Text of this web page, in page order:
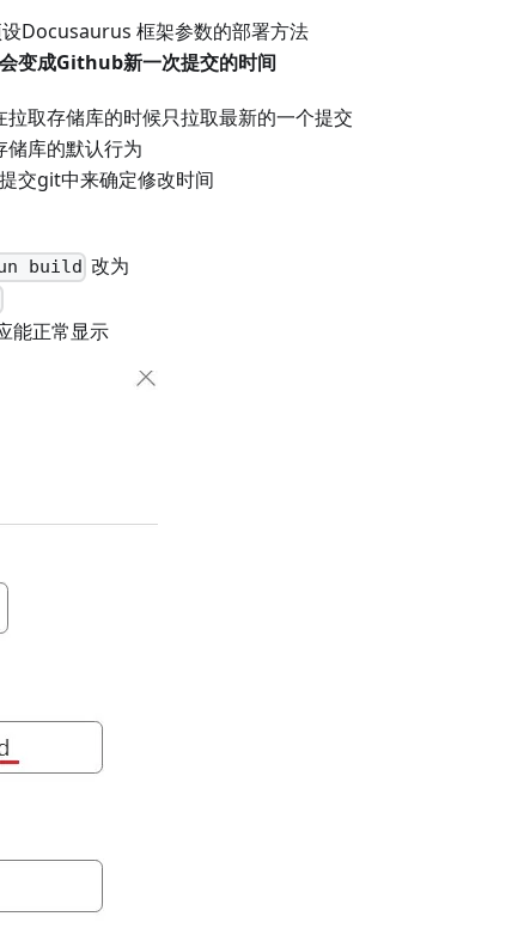
Docusaurus 框架参数的部署方法
变成Github新一次提交的时间
取存储库的时候只拉取最新的一个提交
储库的默认行为
交git中来确定修改时间
build 改为
能正常显示